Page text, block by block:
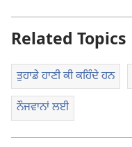
Related Topics
ਤੁਹਾਡੇ ਹਾਣੀ ਕੀ ਕਹਿੰਦੇ ਹਨ
ਨੌਜਵਾਨਾਂ ਲਈ